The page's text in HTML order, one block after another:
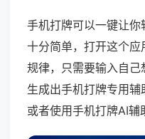
手机打牌可以一键让你
十分简单，打开这个
规律，只需要输入自
生成出手机打牌专用
或者使用手机打牌AI辅